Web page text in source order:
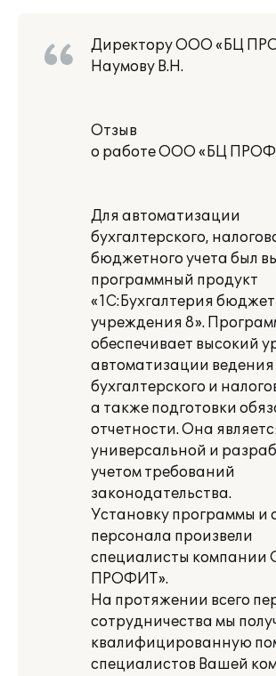
Директору ООО «БЦ
Наумову В.Н.
Отзыв
о работе ООО «БЦ
Для автоматизации
бухгалтерского,
бюджетного учета был
программный продукт
«1С:Бухгалтерия
учреждения 8».
обеспечивает высокий
автоматизации ведения
бухгалтерского и
а также подготовки
отчетности. Она
универсальной и
учетом требований
законодательства.
Установку программы и
персонала произвели
специалисты
ПРОФИТ».
На протяжении всего
сотрудничества мы
квалифицированную
специалистов Вашей